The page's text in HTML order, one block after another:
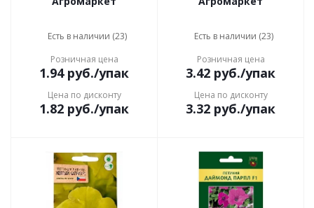
Есть в наличии (23)
Розничная цена
1.94руб./упак
Цена по дисконту
1.82 руб./упак
Есть в наличии (23)
Розничная цена
3.42 руб./упак
Цена по дисконту
3.32 руб./упак